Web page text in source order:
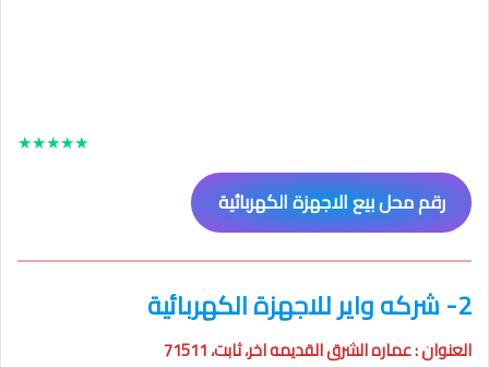
★
★
★
★
★
رقم محل بيع الاجهزة الكهربائية
2- شركه واير للاجهزة الكهربائية
العنوان : عماره الشرق القديمه اخر، ثابت، 71511